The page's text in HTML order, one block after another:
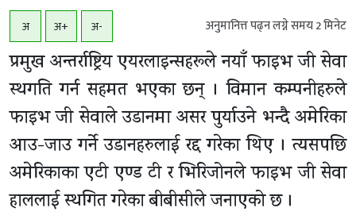
अ अ+ अ- अनुमानित्त पढ्न लग्ने समय2मिनेट
प्रमुख अन्तर्राष्ट्रिय एयरलाइन्सहरूले नयाँ फाइभ जी सेवा
स्थगति गर्न सहमत भएका छन् । विमान कम्पनीहरुले
फाइभ जी सेवाले उडानमा असर पुर्याउने भन्दै अमेरिका
आउ-जाउ गर्ने उडानहरुलाई रद्द गरेका थिए । त्यसपछि
अमेरिकाका एटी एण्ड टी र भिरिजोनले फाइभ जी सेवा
हाललाई स्थगित गरेका बीबीसीले जनाएको छ ।